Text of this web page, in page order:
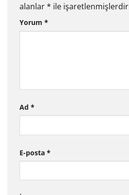
alanlar* ile işaretlenmişlerdir
Yorum *
Ad *
E-posta *